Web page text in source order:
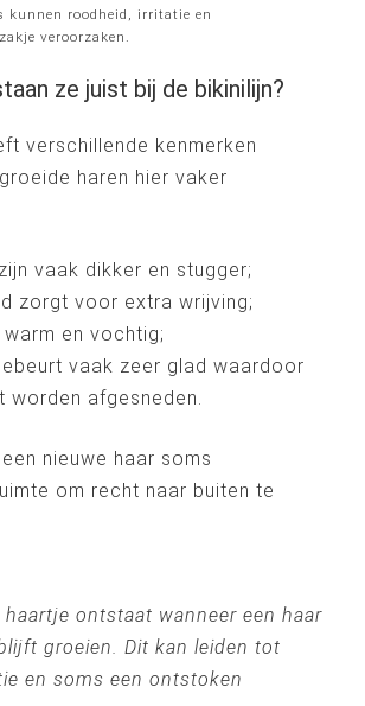
kunnen roodheid, irritatie en
veroorzaken.
ze juist bij de bikinilijn?
verschillende kenmerken
haren hier vaker
vaak dikker en stugger;
zorgt voor extra wrijving;
en vochtig;
vaak zeer glad waardoor
worden afgesneden.
nieuwe haar soms
om recht naar buiten te
haartje ontstaat wanneer een haar
groeien. Dit kan leiden tot
en soms een ontstoken